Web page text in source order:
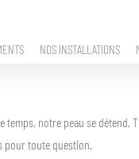
NOS INSTALLATIONS
notre peau se détend.
pour toute question.